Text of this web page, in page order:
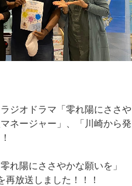
ジオドラマ「零れ陽にささや
ネージャー」、「川崎から発
れ陽にささやかな願いを」
放送しました！！！